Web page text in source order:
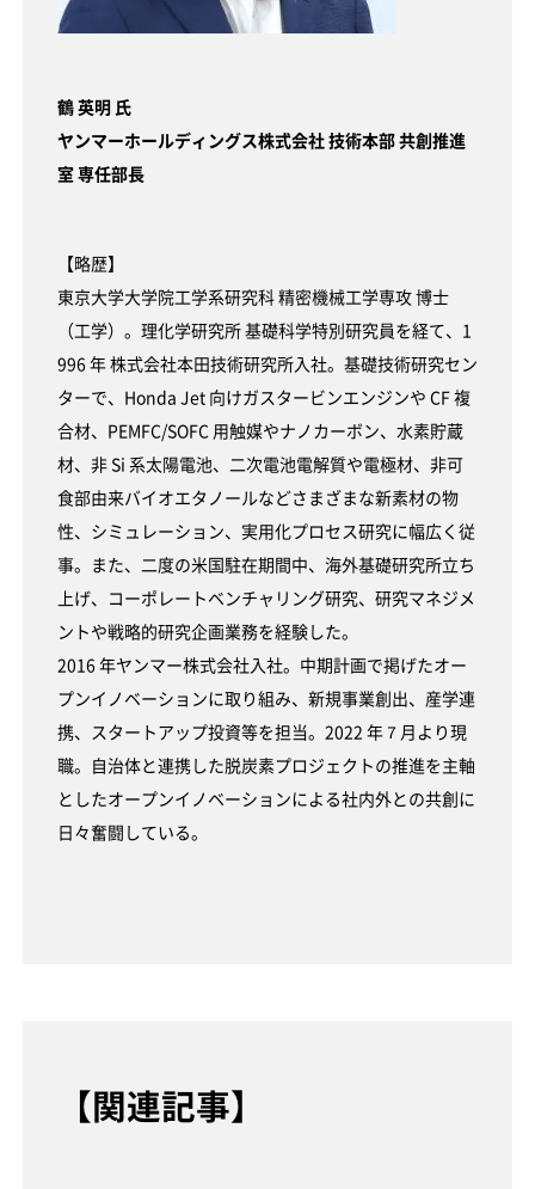
鶴 英明 氏
ヤンマーホールディングス株式会社 技術本部 共創推進
室 専任部長
【略歴】
東京大学大学院工学系研究科 精密機械工学専攻 博士
（工学）。理化学研究所 基礎科学特別研究員を経て、1
996 年 株式会社本田技術研究所入社。基礎技術研究セン
ターで、Honda Jet 向けガスタービンエンジンや CF 複
合材、PEMFC/SOFC 用触媒やナノカーボン、水素貯蔵
材、非 Si 系太陽電池、二次電池電解質や電極材、非可
食部由来バイオエタノールなどさまざまな新素材の物
性、シミュレーション、実用化プロセス研究に幅広く従
事。また、二度の米国駐在期間中、海外基礎研究所立ち
上げ、コーポレートベンチャリング研究、研究マネジメ
ントや戦略的研究企画業務を経験した。
2016 年ヤンマー株式会社入社。中期計画で掲げたオー
プンイノベーションに取り組み、新規事業創出、産学連
携、スタートアップ投資等を担当。2022 年７月より現
職。自治体と連携した脱炭素プロジェクトの推進を主軸
としたオープンイノベーションによる社内外との共創に
日々奮闘している。
【関連記事】